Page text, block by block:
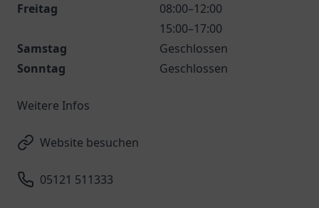
Freitag
08:00–12:00
15:00–17:00
Samstag
Geschlossen
Sonntag
Geschlossen
Weitere Infos
Website besuchen
05121 511333